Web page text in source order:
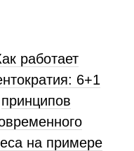
работает
6+1
принципов
на примере